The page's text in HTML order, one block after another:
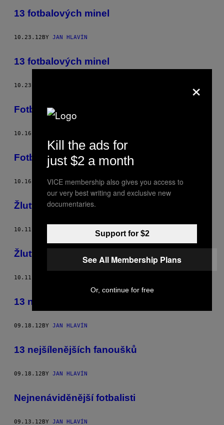
13 fotbalových minel
10.23.12BY JAN HLAVÍN
13 fotbalových minel
10.23.12
Fotbalové bizarnosti
10.16.12
Fotbalové bizarnosti
10.16.12 BYJAN HLAVÍN
Žlutý mariáš
10.11.12
Žlutý mariáš
10.11.12
13 nejšílenějších fanoušků
09.18.12BY JAN HLAVÍN
13 nejšílenějších fanoušků
09.18.12BY JAN HLAVÍN
Nejnenáviděnější fotbalisti
09.13.12BY JAN HLAVÍN
×
Kill the ads for
just $2 a month
VICE membership also gives you access to
our very best writing and exclusive new
documentaries.
Support for $2
See All Membership Plans
Or, continue for free